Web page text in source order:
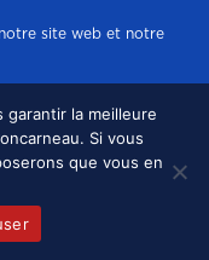
site web et notre
légales
la meilleure
Si vous
que vous en